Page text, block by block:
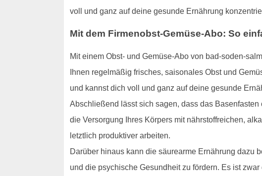
voll und ganz auf deine gesunde Ernährung
Mit dem Firmenobst-Gemüse-Abo: So
Mit einem Obst- und Gemüse-Abo von bad-soden-
Ihnen regelmäßig frisches, saisonales Obst und
und kannst dich voll und ganz auf deine gesunde
Abschließend lässt sich sagen, dass das
die Versorgung Ihres Körpers mit nährstoffreichen,
letztlich produktiver arbeiten.
Darüber hinaus kann die säurearme Ernährung dazu
und die psychische Gesundheit zu fördern. Es ist